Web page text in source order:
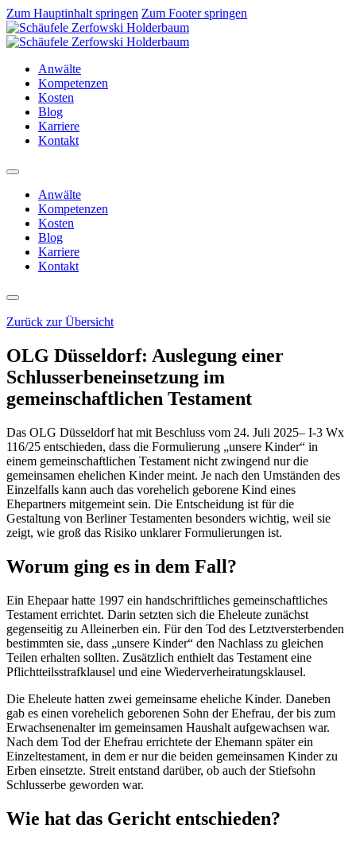
Zum Hauptinhalt springen Zum Footer springen
Anwälte
Kompetenzen
Kosten
Blog
Karriere
Kontakt
Anwälte
Kompetenzen
Kosten
Blog
Karriere
Kontakt
Zurück zur Übersicht
OLG Düsseldorf: Auslegung einer
Schlusserbeneinsetzung im
gemeinschaftlichen Testament
Das OLG Düsseldorf hat mit Beschluss vom 24. Juli 2025– I-3 Wx
116/25 entschieden, dass die Formulierung „unsere Kinder“ in
einem gemeinschaftlichen Testament nicht zwingend nur die
gemeinsamen ehelichen Kinder meint. Je nach den Umständen des
Einzelfalls kann auch das vorehelich geborene Kind eines
Ehepartners mitgemeint sein. Die Entscheidung ist für die
Gestaltung von Berliner Testamenten besonders wichtig, weil sie
zeigt, wie groß das Risiko unklarer Formulierungen ist.
Worum ging es in dem Fall?
Ein Ehepaar hatte 1997 ein handschriftliches gemeinschaftliches
Testament errichtet. Darin setzten sich die Eheleute zunächst
gegenseitig zu Alleinerben ein. Für den Tod des Letztversterbenden
bestimmten sie, dass „unsere Kinder“ den Nachlass zu gleichen
Teilen erhalten sollten. Zusätzlich enthielt das Testament eine
Pflichtteilsstrafklausel und eine Wiederverheiratungsklausel.
Die Eheleute hatten zwei gemeinsame eheliche Kinder. Daneben
gab es einen vorehelich geborenen Sohn der Ehefrau, der bis zum
Erwachsenenalter im gemeinsamen Haushalt aufgewachsen war.
Nach dem Tod der Ehefrau errichtete der Ehemann später ein
Einzeltestament, in dem er nur die beiden gemeinsamen Kinder zu
Erben einsetzte. Streit entstand darüber, ob auch der Stiefsohn
Schlusserbe geworden war.
Wie hat das Gericht entschieden?